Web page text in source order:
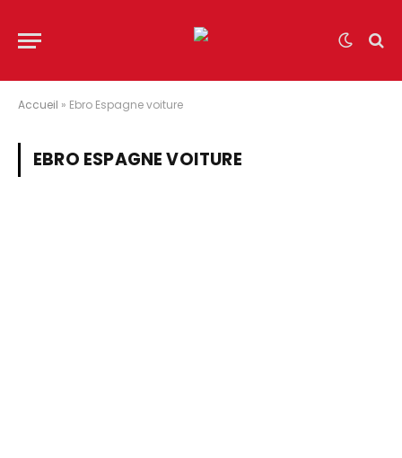
Accueil » Ebro Espagne voiture
EBRO ESPAGNE VOITURE